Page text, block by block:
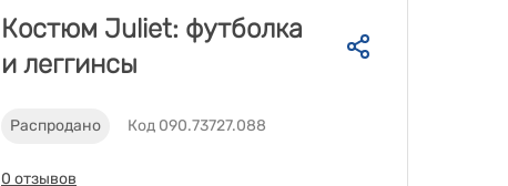
Костюм Juliet: футболка
и леггинсы
Распродано Код 090.73727.088
0 отзывов